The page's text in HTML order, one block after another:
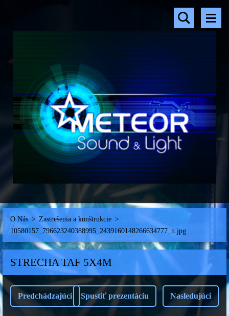
O Nás > Zastrešenia a konštrukcie >
10580157_796623240388995_2439160148266634777_n.jpg
STRECHA TAF 5X4M
Predchádzajúci Spustiť prezentáciu Nasledujúci